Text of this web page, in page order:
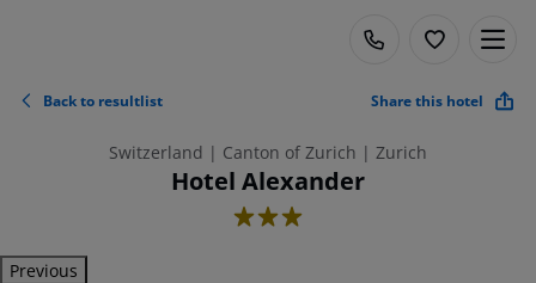
Back to resultlist Share this hotel
Switzerland | Canton of Zurich | Zurich
Hotel Alexander
3
Previous